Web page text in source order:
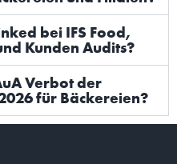
bei IFS Food,
Kunden Audits?
Verbot der
für Bäckereien?